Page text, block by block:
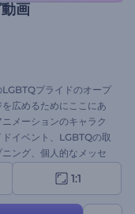
画
プライドのオープ
広めるためにここにあ
メーションのキャラク
イベント、LGBTQの取
ング、個人的なメッセ
ップロードし、私たち
すぐ作成して、ポジテ
1:1